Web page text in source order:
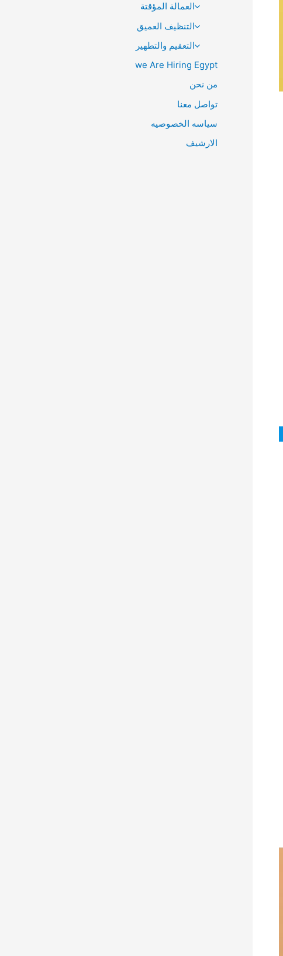
العمالة المؤقتة
التنظيف العميق
التعقيم والتطهير
we Are Hiring Egypt
من نحن
تواصل معنا
سياسه الخصوصيه
الارشيف